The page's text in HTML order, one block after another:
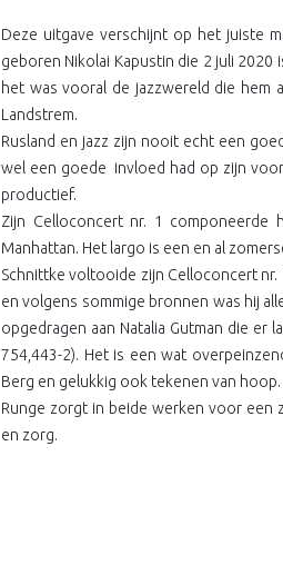
Deze uitgave verschijnt op het juiste
geboren Nikolai Kapustin die 2 juli
het was vooral de jazzwereld die hem
Landstrem.
Rusland en jazz zijn nooit echt een
wel een goede invloed had op zijn
productief.
Zijn Celloconcert nr. 1
Manhattan. Het largo is een en al
Schnittke voltooide zijn Celloconcert nr.
en volgens sommige bronnen was hij
opgedragen aan Natalia Gutman die er
754,443-2). Het is een wat
Berg en gelukkig ook tekenen van hoop.
Runge zorgt in beide werken voor een
en zorg.